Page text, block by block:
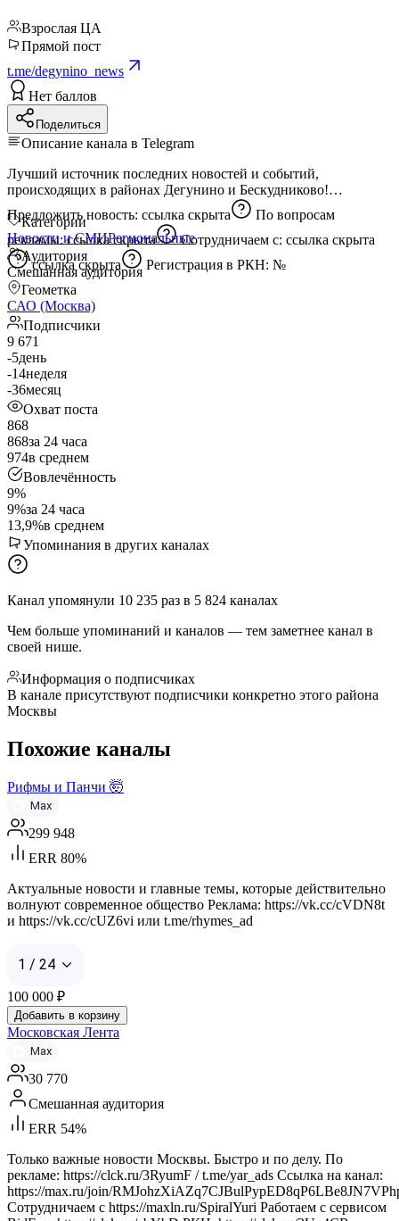
Взрослая ЦА
Прямой пост
t.me/degynino_news
Нет баллов
Поделиться
Описание канала в Telegram
Лучший источник последних новостей и событий,
происходящих в районах Дегунино и Бескудниково!
Предложить новость: ссылка скрыта
рекламы:ссылка скрыта Сотрудничаем с: ссылка скрыта
ссылка скрыта
Регистрация в РКН: №
Категории
Новости и СМИРегиональные
Аудитория
Смешанная аудитория
Геометка
САО (Москва)
Подписчики
9 671
-5день
-14неделя
-36месяц
Охват поста
868
868за 24 часа
974в среднем
Вовлечённость
9%
9%за 24 часа
13,9%в среднем
Упоминания в других каналах
Канал упомянули 10 235 раз в 5 824 каналах
Чем больше упоминаний и каналов — тем заметнее канал в
своей нише.
Информация о подписчиках
В канале присутствуют подписчики конкретно этого района
Москвы
Похожие каналы
Рифмы и Панчи 🤯
Max
299 948
ERR 80%
Актуальные новости и главные темы, которые действительно
волнуют современное общество Реклама: https://vk.cc/cVDN8t
и https://vk.cc/cUZ6vi или t.me/rhymes_ad
1 / 24
100 000 ₽
Добавить в корзину
Московская Лента
Max
30 770
Смешанная аудитория
ERR 54%
Только важные новости Москвы. Быстро и по делу. По
рекламе: https://clck.ru/3RyumF / t.me/yar_ads Ссылка на канал:
https://max.ru/join/
Сотрудничаем с https://maxln.ru/SpiralYuri Работаем с сервисом